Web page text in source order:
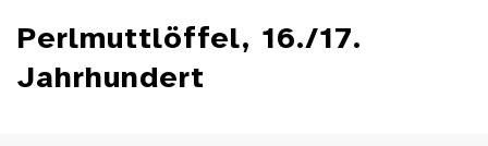
Perlmuttlöffel, 16./17.
Jahrhundert